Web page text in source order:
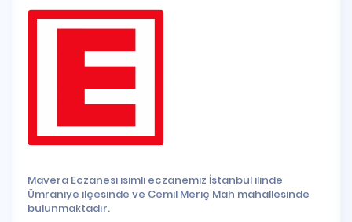
Mavera Eczanesi isimli eczanemiz İstanbul ilinde
Ümraniye ilçesinde ve Cemil Meriç Mah mahallesinde
bulunmaktadır.